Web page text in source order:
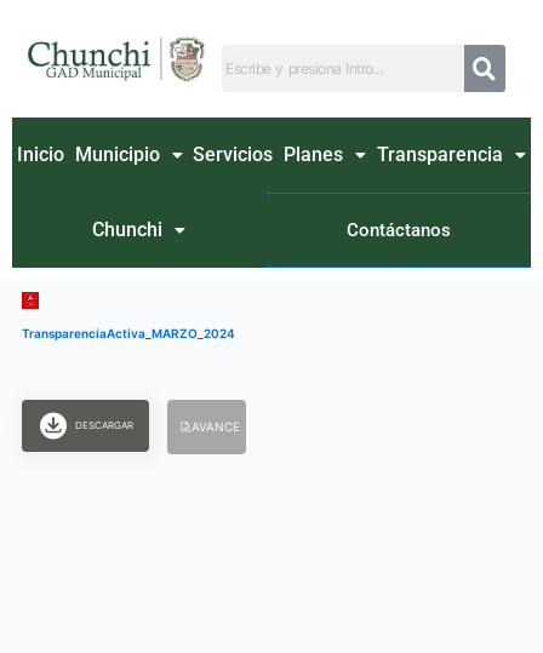
contenido
Inicio Municipio Servicios Planes Transparencia
Chunchi Contáctanos
TransparenciaActiva_MARZO_2024
DESCARGAR AVANCE